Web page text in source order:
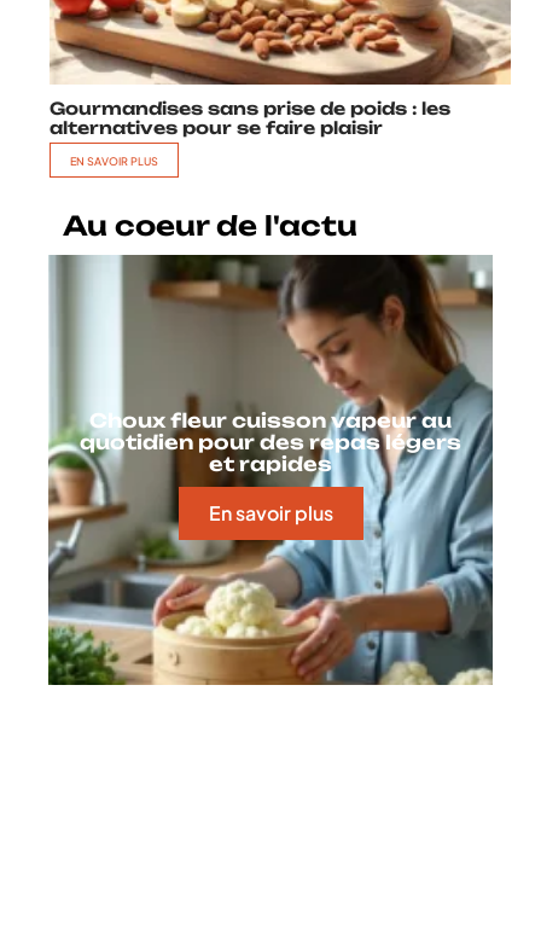
Gourmandises sans prise de poids : les
alternatives pour se faire plaisir
EN SAVOIR PLUS
Au coeur de l'actu
Choux fleur cuisson vapeur au
quotidien pour des repas légers
et rapides
En savoir plus